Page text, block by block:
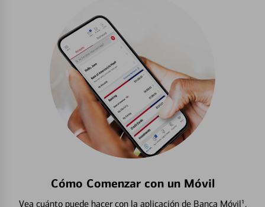
Cómo Comenzar con un Móvil
Vea cuánto puede hacer con la aplicación de Banca Móvil¹.